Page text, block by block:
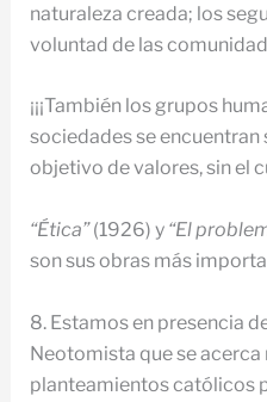
naturaleza creada; los
voluntad de las
¡¡¡También los grupos
sociedades se
objetivo de valores, sin el
“Ética”(1926) y “El
son sus obras más
8. Estamos en presencia
Neotomista que se acerca
planteamientos católicos